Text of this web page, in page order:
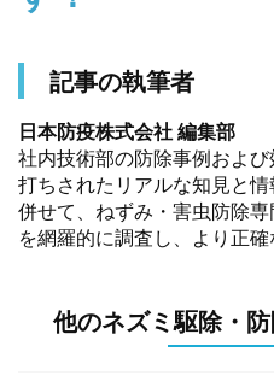
記事の執筆者
日本防疫株式会社 編集部
社内技術部の防除事例およ
打ちされたリアルな知見と情
併せて、ねずみ・害虫防除
を網羅的に調査し、より正
他のネズミ駆除・